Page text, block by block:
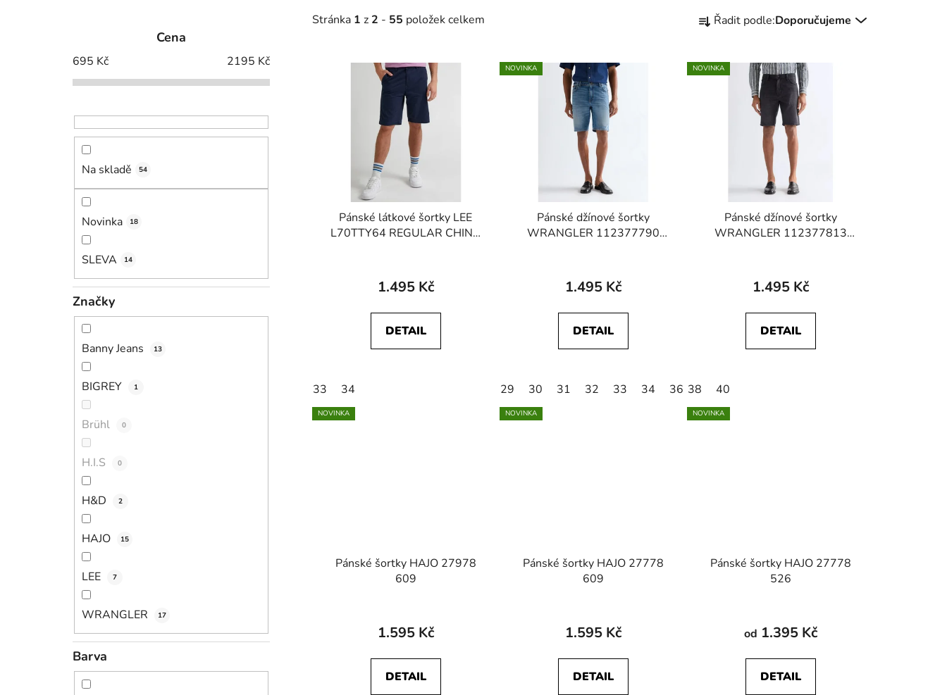
Cena
695 Kč 2195 Kč
Na skladě 54
Novinka 18
SLEVA 14
Značky
Banny Jeans 13
BIGREY 1
Brühl 0
H.I.S 0
H&D 2
HAJO 15
LEE 7
WRANGLER 17
Barva
Stránka 1 z 2 - 55 položek celkem
a
e
n
Řadit podle:Doporučujeme
Pánské látkové šortky LEE
L70TTY64 REGULAR CHINO
1.495 Kč
DETAIL
33 34
NOVINKA
Pánské džínové šortky
WRANGLER 112377790
1.495 Kč
DETAIL
29 30 31 32 33 34 36 38 40
NOVINKA
Pánské džínové šortky
WRANGLER 112377813
1.495 Kč
DETAIL
38 40
NOVINKA
Pánské šortky HAJO 27978
609
1.595 Kč
DETAIL
NOVINKA
Pánské šortky HAJO 27778
609
1.595 Kč
DETAIL
NOVINKA
Pánské šortky HAJO 27778
526
od 1.395 Kč
DETAIL